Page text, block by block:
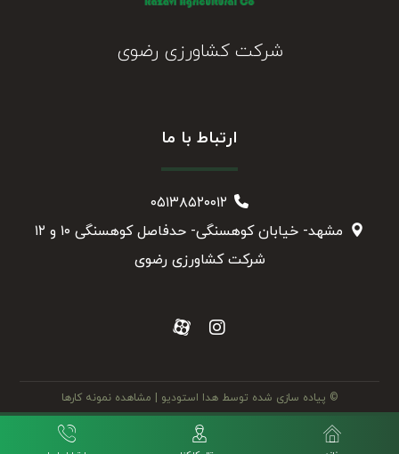
شرکت کشاورزی رضوی
ارتباط با ما
۰۵۱۳۸۵۲۰۰۱۲
مشهد- خیابان کوهسنگی- حدفاصل کوهسنگی ۱۰ و ۱۲
شرکت کشاورزی رضوی
© پیاده سازی شده توسط هدا استودیو | مشاهده نمونه کارها